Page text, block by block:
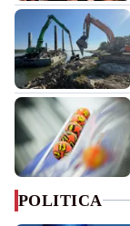
POLITICA